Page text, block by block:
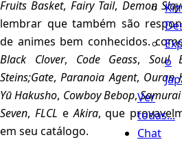
o
Ver
todas...
Chat
Fruits Basket, Fairy Tail, Demon
lembrar que também são
de animes bem conhecidos.
Black Clover, Code Geass, Soul
Steins;Gate,Paranoia Agent, Ouran
Yū Hakusho, Cowboy Bebop,
Seven, FLCL eAkira, que
em seu catálogo.